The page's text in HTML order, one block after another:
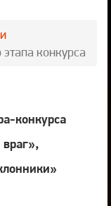
конкурса
конкурса